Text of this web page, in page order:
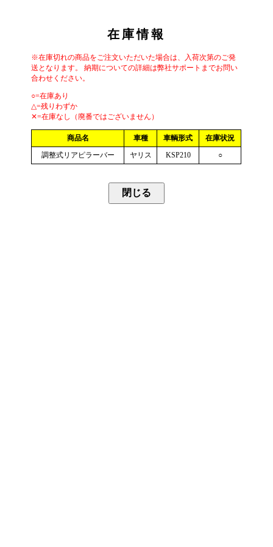
在庫情報
※在庫切れの商品をご注文いただいた場合は、入荷次第のご発
送となります。 納期についての詳細は弊社サポートまでお問い
合わせください。
○=在庫あり
△=残りわずか
✕=在庫なし（廃番ではございません）
商品名 車種 車輌形式
在庫状況
調整式リアピラーバー
ヤリス KSP210 ○